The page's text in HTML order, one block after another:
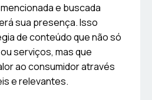
e buscada
sua presença. Isso
de conteúdo que não só
serviços, mas que
ao consumidor através
e relevantes.